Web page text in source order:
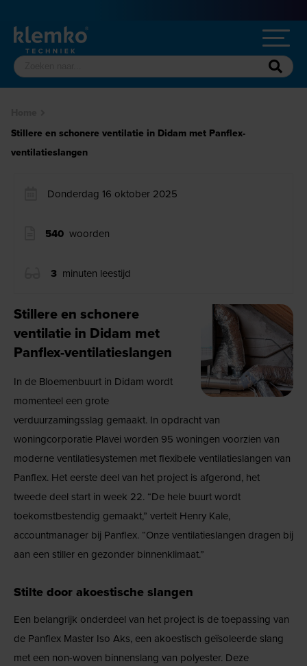
Stillere en schonere ventilatie in Didam met Panflex-
ventilatieslangen
Donderdag 16 oktober 2025
540 woorden
3 minuten leestijd
Stillere en schonere
ventilatie in Didam met
Panflex-ventilatieslangen
In de Bloemenbuurt in Didam wordt
momenteel een grote
verduurzamingsslag gemaakt. In opdracht van
woningcorporatie Plavei worden 95 woningen voorzien van
moderne ventilatiesystemen met flexibele ventilatieslangen van
Panflex. Het eerste deel van het project is afgerond, het
tweede deel start in week 22. “De hele buurt wordt
toekomstbestendig gemaakt,” vertelt Henry Kale,
accountmanager bij Panflex. “Onze ventilatieslangen dragen bij
aan een stiller en gezonder binnenklimaat.”
Stilte door akoestische slangen
Een belangrijk onderdeel van het project is de toepassing van
de Panflex Master Iso Aks, een akoestisch geïsoleerde slang
met een non-woven binnenslang van polyester. Deze